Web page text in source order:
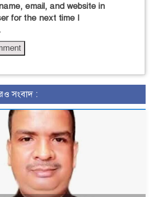
email, and website in
for the next time I
সংবাদ :